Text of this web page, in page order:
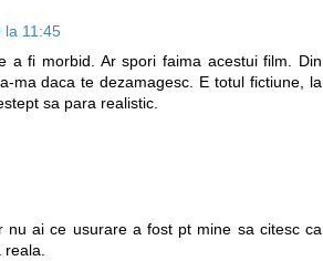
la 11:45
a fi morbid. Ar spori faima acestui film. Din
ma daca te dezamagesc. E totul fictiune, la
sa para realistic.
nu ai ce usurare a fost pt mine sa citesc ca
reala.